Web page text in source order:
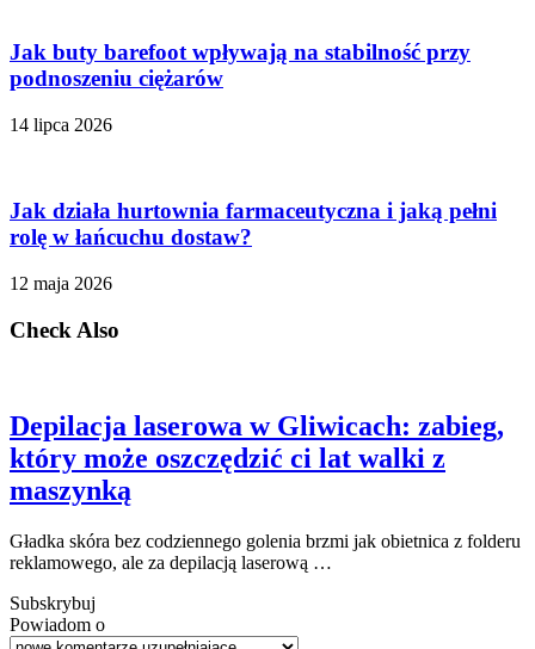
Jak buty barefoot wpływają na stabilność przy
podnoszeniu ciężarów
14 lipca 2026
Jak działa hurtownia farmaceutyczna i jaką pełni
rolę w łańcuchu dostaw?
12 maja 2026
Check Also
Depilacja laserowa w Gliwicach: zabieg,
który może oszczędzić ci lat walki z
maszynką
Gładka skóra bez codziennego golenia brzmi jak obietnica z folderu
reklamowego, ale za depilacją laserową …
Subskrybuj
Powiadom o